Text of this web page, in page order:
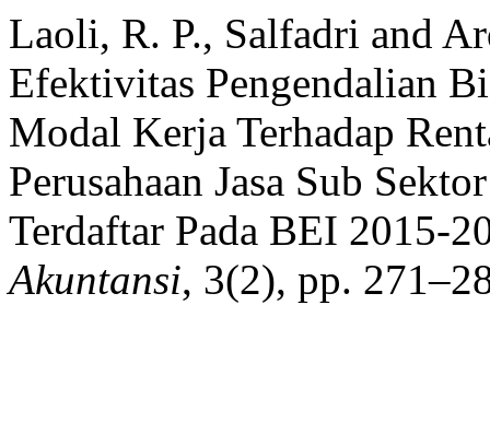
Laoli, R. P., Salfadri and
Efektivitas Pengendalian
Modal Kerja Terhadap
Perusahaan Jasa Sub
Terdaftar Pada BEI 2015-
Akuntansi, 3(2), pp.